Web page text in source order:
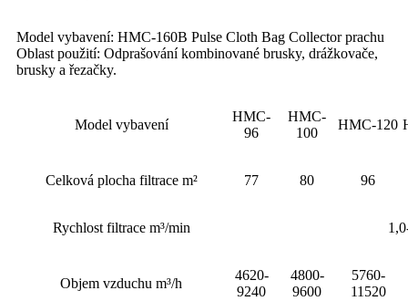
Model vybavení: HMC-160B Pulse Cloth Bag Collector prachu
Oblast použití: Odprašování kombinované brusky, drážkovače,
brusky a řezačky.
Model vybavení
HMC-
96
HMC-
100
HMC-120
Celková plocha filtrace m² 77 80 96
Rychlost filtrace m³/min
Objem vzduchu m³/h
4620-
9240
4800-
9600
5760-
11520